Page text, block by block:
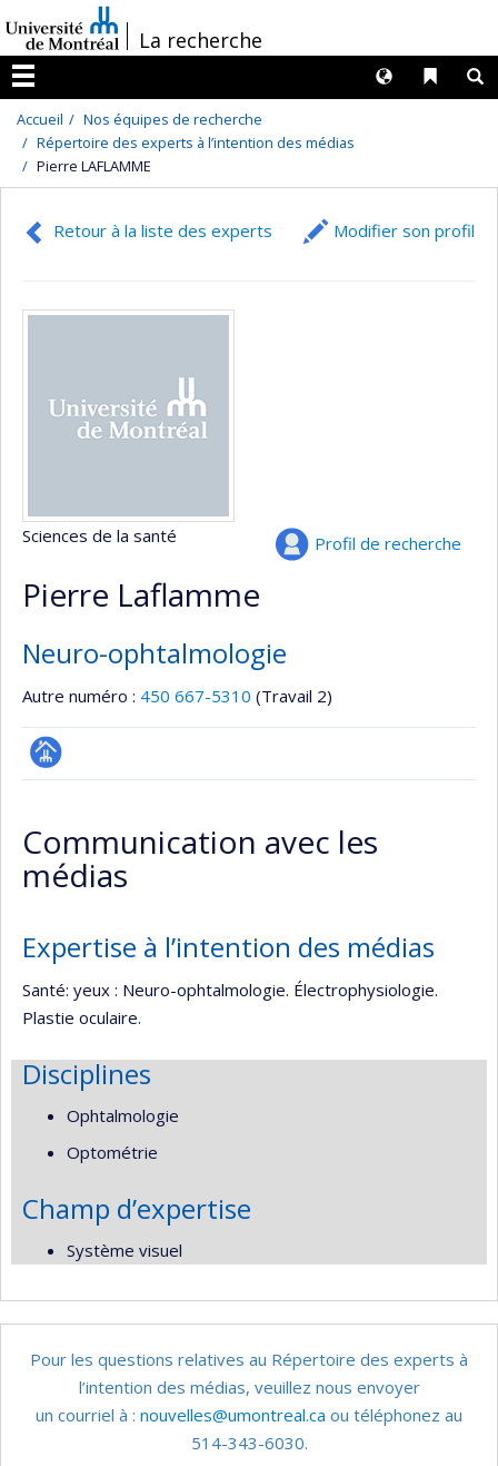
au
contenu
/La recherche
Menu
Liens
Langues
Accueil
Nos équipes de recherche
Répertoire des experts à l’intention des médias
Pierre LAFLAMME
Retour à la liste des experts Modifier son profil
Profil de recherche
Sciences de la santé
Pierre Laflamme
Neuro-ophtalmologie
Autre numéro : 450 667-5310 (Travail 2)
Page
(faculté,département,école)
Communication avec les
médias
Expertise à l’intention des médias
Santé: yeux : Neuro-ophtalmologie. Électrophysiologie.
Plastie oculaire.
Disciplines
Ophtalmologie
Optométrie
Champ d’expertise
Système visuel
Pour les questions relatives au Répertoire des experts à
l’intention des médias, veuillez nous envoyer
un courriel à : nouvelles@umontreal.ca ou téléphonez au
514-343-6030.